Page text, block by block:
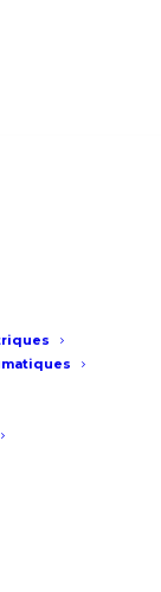
électriques